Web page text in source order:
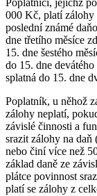
Poplatníci, jejichž
000 Kč, platí zálohy
poslední známé
dne třetího měsíce
15. dne šestého
do 15. dne
splatná do 15. dne
Poplatník, u něhož
zálohy neplatí,
závislé činnosti a
srazit zálohy na
nebo činí více než
základ daně ze
plátce povinnost
platí se zálohy z